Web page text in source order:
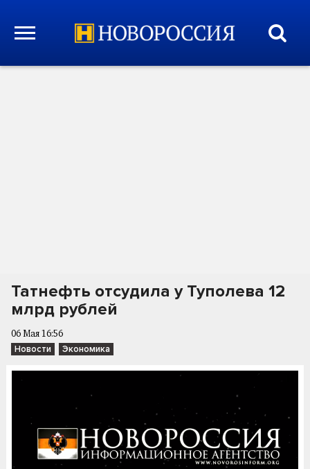
Татнефть отсудила у Туполева 12
млрд рублей
06 Мая 16:56
Новости Экономика